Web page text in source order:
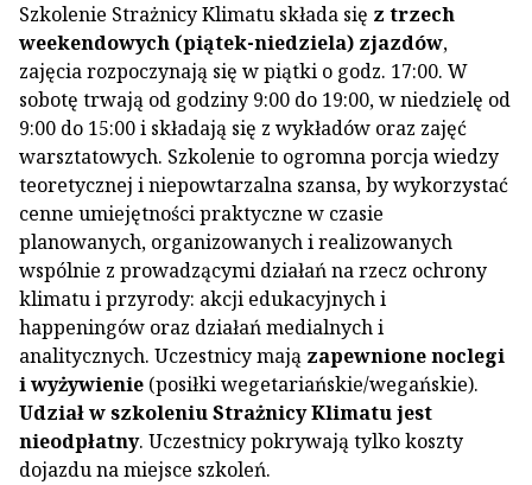
Szkolenie Strażnicy Klimatu składa się z trzech
weekendowych (piątek-niedziela) zjazdów,
zajęcia rozpoczynają się w piątki o godz. 17:00. W
sobotę trwają od godziny 9:00 do 19:00, w niedzielę od
9:00 do 15:00 i składają się z wykładów oraz zajęć
warsztatowych. Szkolenie to ogromna porcja wiedzy
teoretycznej i niepowtarzalna szansa, by wykorzystać
cenne umiejętności praktyczne w czasie
planowanych, organizowanych i realizowanych
wspólnie z prowadzącymi działań na rzecz ochrony
klimatu i przyrody: akcji edukacyjnych i
happeningów oraz działań medialnych i
analitycznych. Uczestnicy mają zapewnione noclegi
i wyżywienie (posiłki wegetariańskie/wegańskie).
Udział w szkoleniu Strażnicy Klimatu jest
nieodpłatny. Uczestnicy pokrywają tylko koszty
dojazdu na miejsce szkoleń.